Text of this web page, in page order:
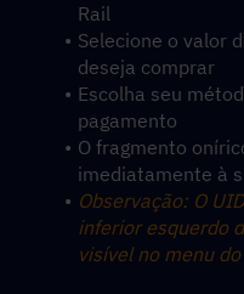
Rail
Selecione o valor
deseja comprar
Escolha seu
pagamento
O fragmento
imediatamente à
Observação: O
inferior esquerdo
visível no menu